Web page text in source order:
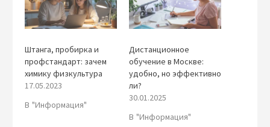
Штанга, пробирка и
профстандарт: зачем
химику физкультура
17.05.2023
В "Информация"
Дистанционное
обучение в Москве:
удобно, но эффективно
ли?
30.01.2025
В "Информация"